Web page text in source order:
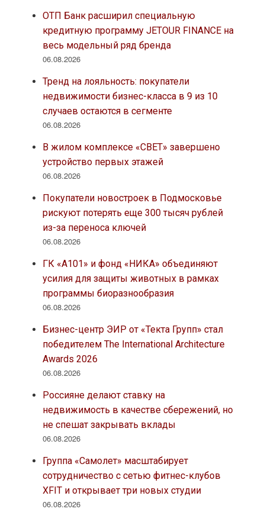
ОТП Банк расширил специальную
кредитную программу JETOUR FINANCE на
весь модельный ряд бренда
06.08.2026
Тренд на лояльность: покупатели
недвижимости бизнес-класса в 9 из 10
случаев остаются в сегменте
06.08.2026
В жилом комплексе «СВЕТ» завершено
устройство первых этажей
06.08.2026
Покупатели новостроек в Подмосковье
рискуют потерять еще 300 тысяч рублей
из-за переноса ключей
06.08.2026
ГК «А101» и фонд «НИКА» объединяют
усилия для защиты животных в рамках
программы биоразнообразия
06.08.2026
Бизнес-центр ЭИР от «Текта Групп» стал
победителем The International Architecture
Awards 2026
06.08.2026
Россияне делают ставку на
недвижимость в качестве сбережений, но
не спешат закрывать вклады
06.08.2026
Группа «Самолет» масштабирует
сотрудничество с сетью фитнес-клубов
XFIT и открывает три новых студии
06.08.2026